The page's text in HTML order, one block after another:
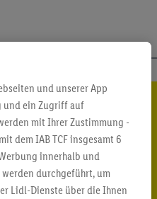
und unserer App
und ein Zugriff auf
mit Ihrer Zustimmung -
dem IAB TCF insgesamt 6
innerhalb und
durchgeführt, um
Lidl-Dienste über die Ihnen